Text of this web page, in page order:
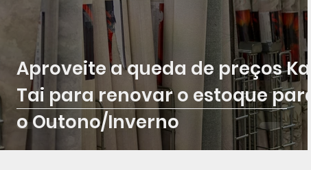
Aproveite a queda de preços Kan
Tai para renovar o estoque para
o Outono/Inverno